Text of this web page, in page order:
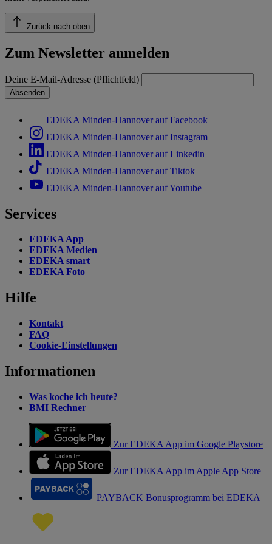
Zurück nach oben
Zum Newsletter anmelden
Deine E-Mail-Adresse (Pflichtfeld)
Absenden
EDEKA Minden-Hannover auf Facebook
EDEKA Minden-Hannover auf Instagram
EDEKA Minden-Hannover auf Linkedin
EDEKA Minden-Hannover auf Tiktok
EDEKA Minden-Hannover auf Youtube
Services
EDEKA App
EDEKA Medien
EDEKA smart
EDEKA Foto
Hilfe
Kontakt
FAQ
Cookie-Einstellungen
Informationen
Was koche ich heute?
BMI Rechner
Zur EDEKA App im Google Playstore
Zur EDEKA App im Apple App Store
PAYBACK Bonusprogramm bei EDEKA